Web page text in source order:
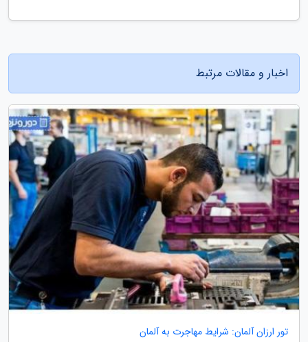
اخبار و مقالات مرتبط
تور ارزان آلمان: شرایط مهاجرت به آلمان